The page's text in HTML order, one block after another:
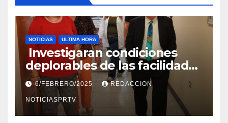
NOTICIAS ULTIMA HORA
Investigaran condiciones
deplorables de las facilidades
el Departamento de la Salud
en Mayagüez
6/FEBRERO/2025 REDACCION
NOTICIASPRTV